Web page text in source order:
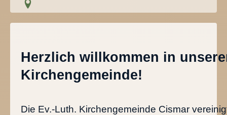
Über uns
Veranstaltungen
Klosterführung
Kirchenmusik
Herzlich willkommen in
Kirchengemeinde!
Die Ev.-Luth. Kirchengemeinde Cismar